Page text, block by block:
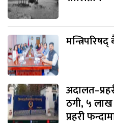
ठगी, ५
प्रहरी